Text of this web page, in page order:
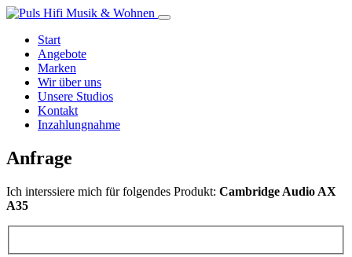
Start
Angebote
Marken
Wir über uns
Unsere Studios
Kontakt
Inzahlungnahme
Anfrage
Ich interssiere mich für folgendes Produkt: Cambridge Audio AX
A35